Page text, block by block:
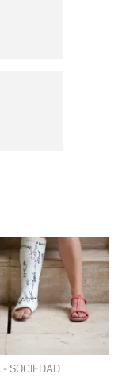
- SOCIEDAD